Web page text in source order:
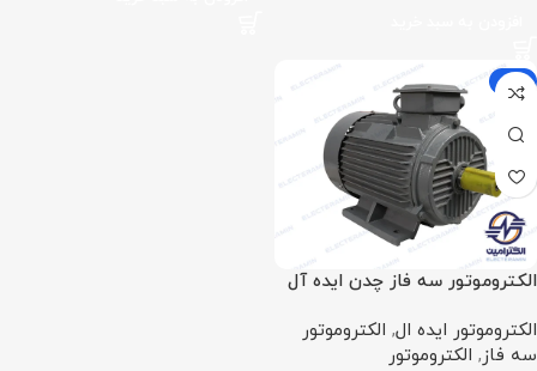
-9%
الکتروموتور سه فاز چدن ایده آل
دور)
الکتروموتور ایده ال, الکتروموتور
سه فاز, الکتروموتور